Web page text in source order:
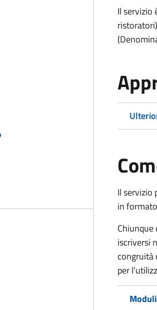
Il servizio
Il servizio
in
iscriversi
congruità
per